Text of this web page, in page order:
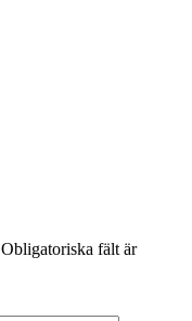
Obligatoriska fält är